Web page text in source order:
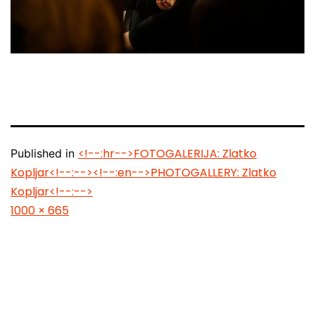
Published in <!--:hr-->FOTOGALERIJA: Zlatko
Kopljar<!--:--><!--:en-->PHOTOGALLERY: Zlatko
Kopljar<!--:-->
Full
1000 × 665